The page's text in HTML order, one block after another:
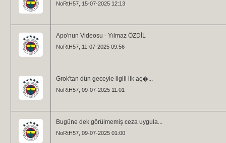
NoRtH57 , 15-07-2025 12:13
Apo'nun Videosu - Yılmaz ÖZDİL
NoRtH57 , 11-07-2025 09:56
Grok'tan dün geceyle ilgili ilk aç�...
NoRtH57 , 09-07-2025 11:01
Bugüne dek görülmemiş ceza uygula...
NoRtH57 , 09-07-2025 01:00